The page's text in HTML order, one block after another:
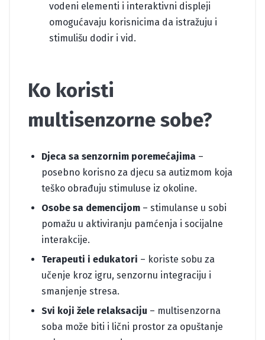
vodeni elementi i interaktivni displeji
omogućavaju korisnicima da istražuju i
stimulišu dodir i vid.
Ko koristi
multisenzorne sobe?
Djeca sa senzornim poremećajima –
posebno korisno za djecu sa autizmom koja
teško obrađuju stimuluse iz okoline.
Osobe sa demencijom – stimulanse u sobi
pomažu u aktiviranju pamćenja i socijalne
interakcije.
Terapeuti i edukatori – koriste sobu za
učenje kroz igru, senzornu integraciju i
smanjenje stresa.
Svi koji žele relaksaciju – multisenzorna
soba može biti i lični prostor za opuštanje